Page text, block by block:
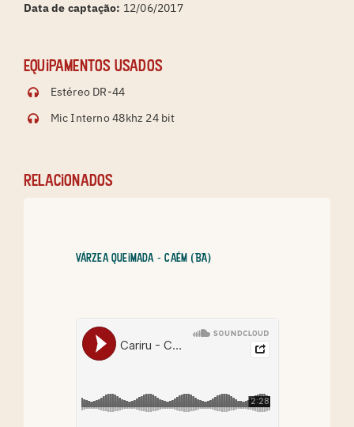
Data de captação: 12/06/2017
Equipamentos usados
Estéreo DR-44
Mic Interno 48khz 24 bit
relacionados
Várzea Queimada - Caém (BA)